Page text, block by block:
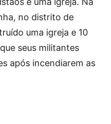
no distrito de
uma igreja e 10
seus militantes
após incendiarem as